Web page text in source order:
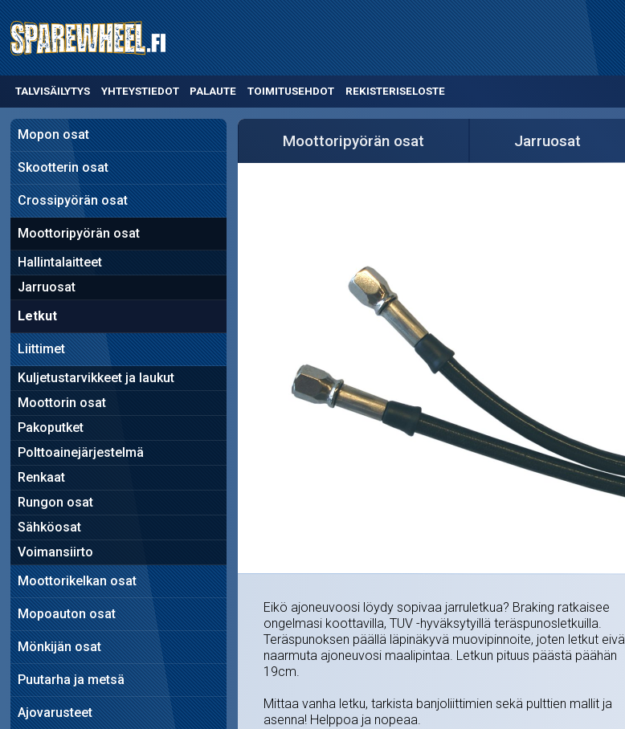
TALVISÄILYTYS YHTEYSTIEDOT PALAUTE TOIMITUSEHDOT REKISTERISELOSTE
Mopon osat
Skootterin osat
Crossipyörän osat
Moottoripyörän osat
Hallintalaitteet
Jarruosat
Letkut
Liittimet
Kuljetustarvikkeet ja laukut
Moottorin osat
Pakoputket
Polttoainejärjestelmä
Renkaat
Rungon osat
Sähköosat
Voimansiirto
Moottorikelkan osat
Mopoauton osat
Mönkijän osat
Puutarha ja metsä
Ajovarusteet
Moottoripyörän osat Jarruosat
Eikö ajoneuvoosi löydy sopivaa jarruletkua? Braking ratkaisee
ongelmasi koottavilla, TUV -hyväksytyillä teräspunosletkuilla.
Teräspunoksen päällä läpinäkyvä muovipinnoite, joten letkut
naarmuta ajoneuvosi maalipintaa. Letkun pituus päästä päähän
19cm.
Mittaa vanha letku, tarkista banjoliittimien sekä pulttien mallit ja
asenna! Helppoa ja nopeaa.